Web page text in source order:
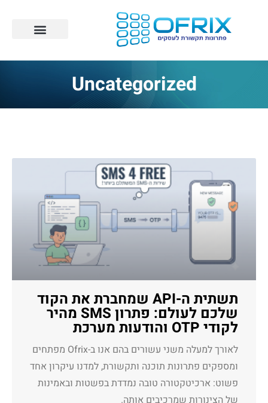
Uncategorized
תשתית ה-API שמחברת את הקוד
שלכם לעולם: פתרון SMS מהיר
לקודי OTP והודעות מערכת
לאורך למעלה משני עשורים בהם אנו ב-Ofrix מפתחים
ומספקים פתרונות תוכנה ותקשורת, למדנו עיקרון אחד
פשוט: ארכיטקטורה טובה נמדדת בפשטות ובאמינות
של הצינורות שמרכיבים אותה.